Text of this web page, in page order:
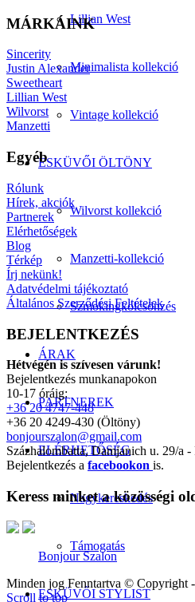
Lillian West
Minimalista kollekció
Vintage kollekció
ESKÜVŐI ÖLTÖNY
Wilvorst kollekció
Manzetti-kollekció
Szmokingkölcsönzés
ÁRAK
PARTNEREK
ELÉRHETŐSÉG
Nagykereskedés
Támogatás
ESKÜVŐI STYLIST
MÁRKÁINK
Sincerity
Justin Alexander
Sweetheart
Lillian West
Wilvorst
Manzetti
Egyéb
Rólunk
Hírek, akciók
Partnerek
Elérhetőségek
Blog
Térkép
Írj nekünk!
Adatvédelmi tájékoztató
Általános Szerződési Feltételek
BEJELENTKEZÉS
Hétvégén is szívesen várunk!
Bejelentkezés munkanapokon
10-17 óráig:
+36 20 4747-448
+36 20 4249-430 (Öltöny)
bonjourszalon@gmail.com
Százhalombatta, Damjanich u. 29/a -
Bejelentkezés a facebookon is.
Keress minket a közösségi
Bonjour Szalon
Minden jog Fenntartva © Copyright
Scroll to top